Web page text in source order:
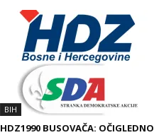
BIH
HDZ1990 BUSOVAČA: OČIGLEDNO